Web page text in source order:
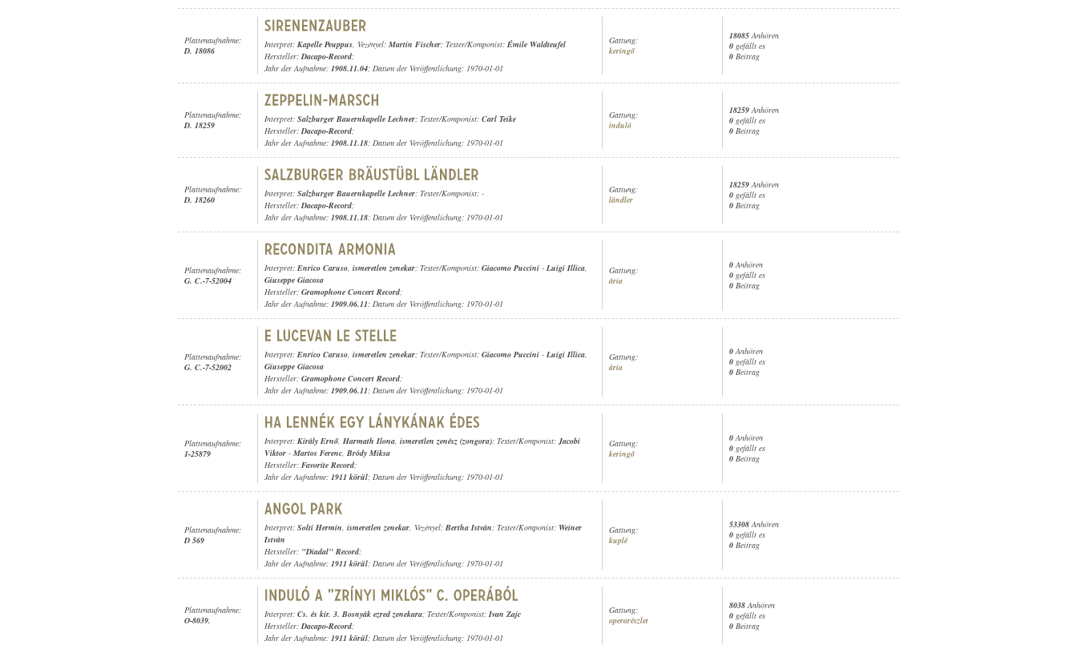
Plattenaufnahme:
D. 18086
Interpret: Kapelle Peuppus, Vezényel: Martin Fischer; Texter/Komponist: Émile Waldteufel
Hersteller:Dacapo-Record;
Jahr der Aufnahme: 1908.11.04; Datum der Veröffentlichung: 1970-01-01
Gattung:
keringő
18085 Anhören
0 gefällt es
0 Beitrag
Plattenaufnahme:
D. 18259
Interpret: Salzburger Bauernkapelle Lechner; Texter/Komponist: Carl Teike
Hersteller:Dacapo-Record;
Jahr der Aufnahme: 1908.11.18; Datum der Veröffentlichung: 1970-01-01
Gattung:
induló
18259 Anhören
0 gefällt es
0 Beitrag
Plattenaufnahme:
D. 18260
Interpret: Salzburger Bauernkapelle Lechner; Texter/Komponist: -
Hersteller:Dacapo-Record;
Jahr der Aufnahme: 1908.11.18; Datum der Veröffentlichung: 1970-01-01
Gattung:
ländler
18259 Anhören
0 gefällt es
0 Beitrag
Plattenaufnahme:
G. C.-7-52004
Interpret: Enrico Caruso, ismeretlen zenekar; Texter/Komponist: Giacomo Puccini - Luigi Illica,
Giuseppe Giacosa
Hersteller: Gramophone Concert Record;
Jahr der Aufnahme: 1909.06.11; Datum der Veröffentlichung: 1970-01-01
Gattung:
ária
0Anhören
0 gefällt es
0 Beitrag
Plattenaufnahme:
G. C.-7-52002
Interpret: Enrico Caruso, ismeretlen zenekar; Texter/Komponist: Giacomo Puccini - Luigi Illica,
Giuseppe Giacosa
Hersteller: Gramophone Concert Record;
Jahr der Aufnahme: 1909.06.11; Datum der Veröffentlichung: 1970-01-01
Gattung:
ária
0Anhören
0 gefällt es
0 Beitrag
Plattenaufnahme:
1-25879
Interpret: Király Ernő, Harmath Ilona, ismeretlen zenész (zongora); Texter/Komponist:Jacobi
Viktor - Martos Ferenc, Bródy Miksa
Hersteller: Favorite Record;
Jahr der Aufnahme: 1911 körül; Datum der Veröffentlichung: 1970-01-01
Gattung:
keringő
0Anhören
0 gefällt es
0 Beitrag
Plattenaufnahme:
D 569
Interpret: Solti Hermin, ismeretlen zenekar, Vezényel: Bertha István; Texter/Komponist: Weiner
István
Hersteller: "Diadal" Record;
Jahr der Aufnahme: 1911 körül; Datum der Veröffentlichung: 1970-01-01
Gattung:
kuplé
53308Anhören
0 gefällt es
0 Beitrag
Plattenaufnahme:
O-8039.
Interpret: Cs. és kir. 3. Bosnyák ezred zenekara; Texter/Komponist: Ivan Zajc
Hersteller:Dacapo-Record;
Jahr der Aufnahme: 1911 körül; Datum der Veröffentlichung: 1970-01-01
Gattung:
operarészlet
8038 Anhören
0 gefällt es
0 Beitrag